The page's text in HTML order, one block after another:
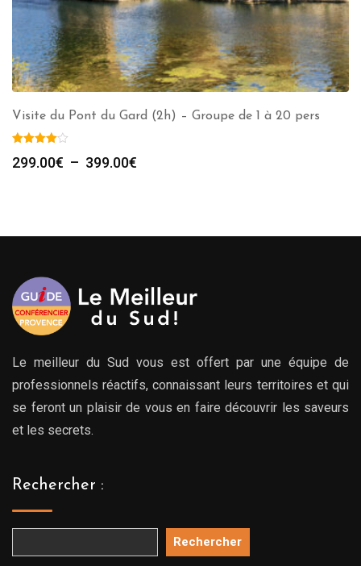
Visite du Pont du Gard (2h) – Groupe de 1 à 20 pers
299.00€ – 399.00€
à
Le meilleur du Sud vous est offert par une équipe de
professionnels réactifs, connaissant leurs territoires et qui
se feront un plaisir de vous en faire découvrir les saveurs
et les secrets.
Rechercher :
Rechercher